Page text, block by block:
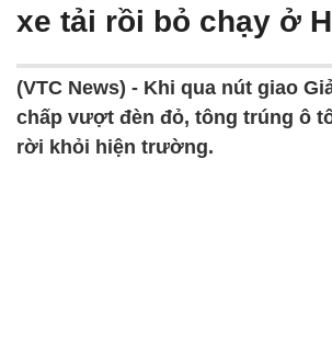
xe tải rồi bỏ chạy ở
(VTC News) - Khi qua nút giao
chấp vượt đèn đỏ, tông trúng ô
rời khỏi hiện trường.